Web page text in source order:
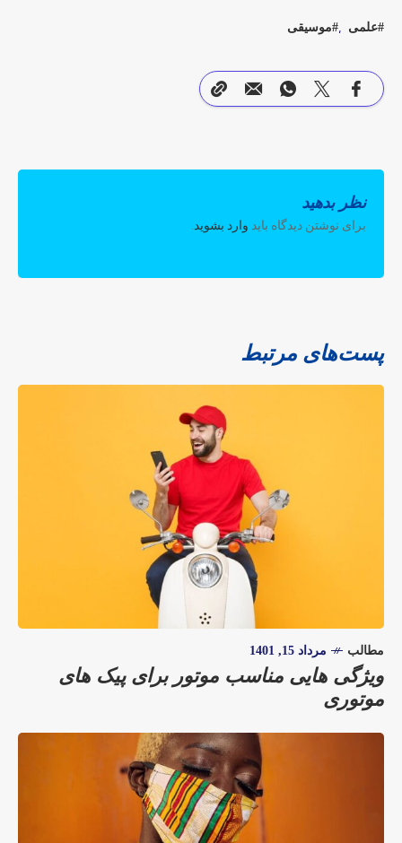
علمی موسیقی
نظر بدهید
برای نوشتن دیدگاه باید وارد بشوید.
پست‌های مرتبط
مطالب مرداد 15, 1401
ویژگی هایی مناسب موتور برای پیک های
موتوری